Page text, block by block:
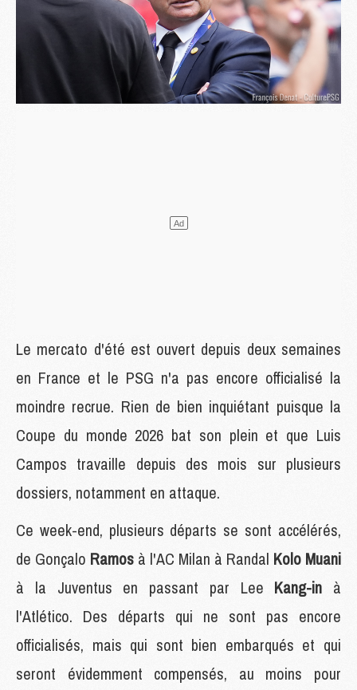
Le mercato d'été est ouvert depuis deux semaines
en France et le PSG n'a pas encore officialisé la
moindre recrue. Rien de bien inquiétant puisque la
Coupe du monde 2026 bat son plein et que Luis
Campos travaille depuis des mois sur plusieurs
dossiers, notamment en attaque.
Ce week-end, plusieurs départs se sont accélérés,
de Gonçalo Ramos à l'AC Milan à Randal Kolo Muani
à la Juventus en passant par Lee Kang-in à
l'Atlético. Des départs qui ne sont pas encore
officialisés, mais qui sont bien embarqués et qui
seront évidemment compensés, au moins pour